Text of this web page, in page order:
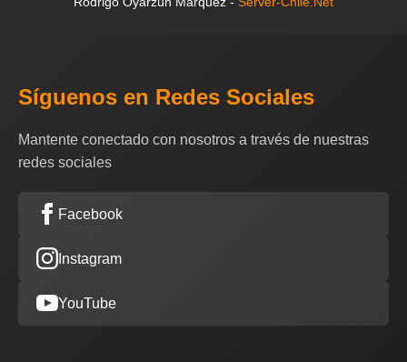
Síguenos en Redes Sociales
Mantente conectado con nosotros a través de nuestras
redes sociales
Facebook
Instagram
YouTube